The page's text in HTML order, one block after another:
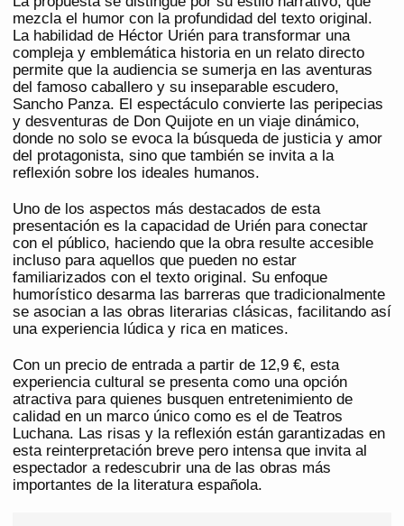
mezcla el humor con la profundidad del texto original.
La habilidad de Héctor Urién para transformar una
compleja y emblemática historia en un relato directo
permite que la audiencia se sumerja en las aventuras
del famoso caballero y su inseparable escudero,
Sancho Panza. El espectáculo convierte las peripecias
y desventuras de Don Quijote en un viaje dinámico,
donde no solo se evoca la búsqueda de justicia y amor
del protagonista, sino que también se invita a la
reflexión sobre los ideales humanos.
Uno de los aspectos más destacados de esta
presentación es la capacidad de Urién para conectar
con el público, haciendo que la obra resulte accesible
incluso para aquellos que pueden no estar
familiarizados con el texto original. Su enfoque
humorístico desarma las barreras que tradicionalmente
se asocian a las obras literarias clásicas, facilitando así
una experiencia lúdica y rica en matices.
Con un precio de entrada a partir de 12,9 €, esta
experiencia cultural se presenta como una opción
atractiva para quienes busquen entretenimiento de
calidad en un marco único como es el de Teatros
Luchana. Las risas y la reflexión están garantizadas en
esta reinterpretación breve pero intensa que invita al
espectador a redescubrir una de las obras más
importantes de la literatura española.